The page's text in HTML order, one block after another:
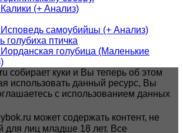
(+ Анализ)
самоубийцы (+ Анализ)
голубица (Маленькие
собирает куки и Вы теперь об этом
использовать данный ресурс, Вы
с использованием данных
может содержать контент, не
для лиц младше 18 лет. Все